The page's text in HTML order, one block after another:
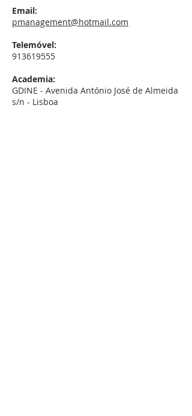
Email:
pmanagement@hotmail.com
Telemóvel:
913619555
Academia:
GDINE - Avenida António José de Almeida
s/n - Lisboa